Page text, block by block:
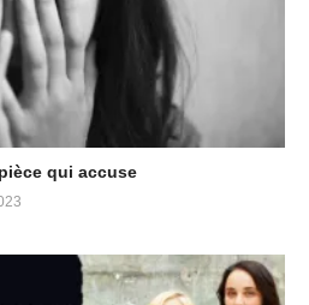
qui accuse